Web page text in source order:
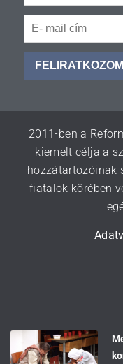
FELIRATKOZOM
2011-ben a
kiemelt célja a
hozzátartozóinak
fiatalok körében